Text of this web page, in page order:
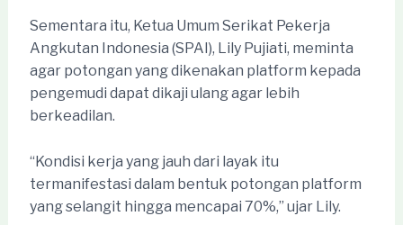
Sementara itu, Ketua Umum Serikat Pekerja
Angkutan Indonesia (SPAI), Lily Pujiati, meminta
agar potongan yang dikenakan platform kepada
pengemudi dapat dikaji ulang agar lebih
berkeadilan.
“Kondisi kerja yang jauh dari layak itu
termanifestasi dalam bentuk potongan platform
yang selangit hingga mencapai 70%,” ujar Lily.